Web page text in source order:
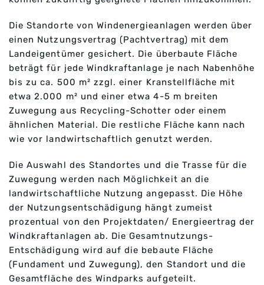
Die Standorte von Windenergieanlagen werden über
einen Nutzungsvertrag (Pachtvertrag) mit dem
Landeigentümer gesichert. Die überbaute Fläche
beträgt für jede Windkraftanlage je nach Nabenhöhe
bis zu ca. 500 m² zzgl. einer Kranstellfläche mit
etwa 2.000 m² und einer etwa 4-5 m breiten
Zuwegung aus Recycling-Schotter oder einem
ähnlichen Material. Die restliche Fläche kann nach
wie vor landwirtschaftlich genutzt werden.
Die Auswahl des Standortes und die Trasse für die
Zuwegung werden nach Möglichkeit an die
landwirtschaftliche Nutzung angepasst. Die Höhe
der Nutzungsentschädigung hängt zumeist
prozentual von den Projektdaten/ Energieertrag der
Windkraftanlagen ab. Die Gesamtnutzungs-
Entschädigung wird auf die bebaute Fläche
(Fundament und Zuwegung), den Standort und die
Gesamtfläche des Windparks aufgeteilt.